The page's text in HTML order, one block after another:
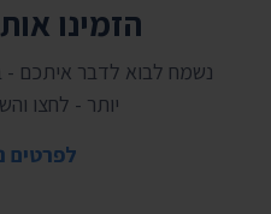
הזמינו
נשמח לבוא לדבר איתכם -
יותר - לחצו
לפרטים